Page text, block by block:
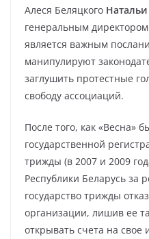
Алеся Беляцкого
генеральным директором
является важным
манипулируют
заглушить протестные
свободу ассоциаций.
После того, как «Весна»
государственной
трижды (в 2007 и 2009
Республики Беларусь за
государство трижды
организации, лишив ее
открывать счета на